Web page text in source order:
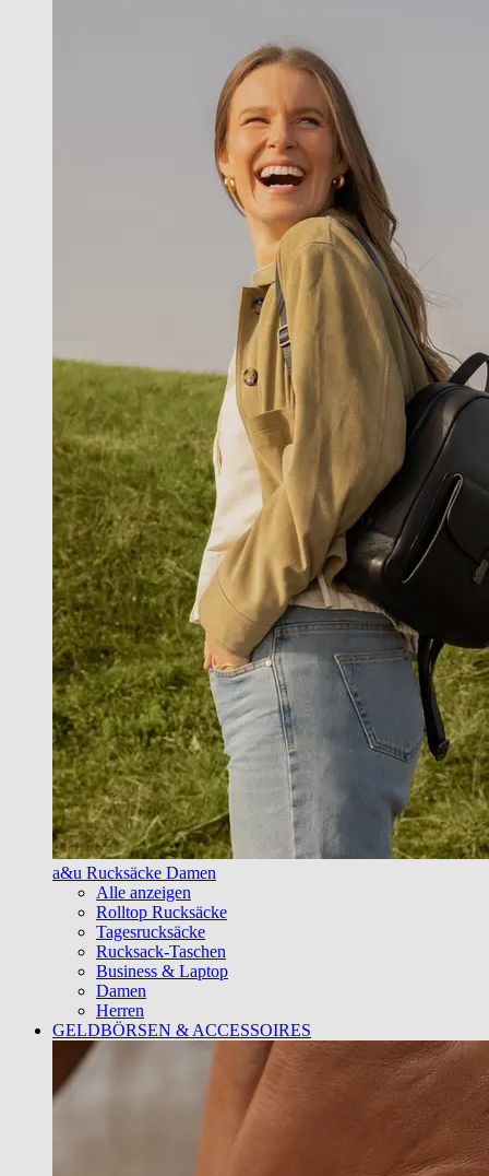
a&u Rucksäcke Damen
Alle anzeigen
Rolltop Rucksäcke
Tagesrucksäcke
Rucksack-Taschen
Business & Laptop
Damen
Herren
GELDBÖRSEN & ACCESSOIRES